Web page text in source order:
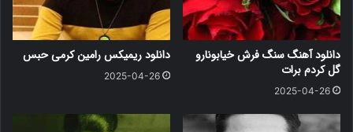
دانلود آهنگ سنگ فرش خیابونارو
گل کردم برات
2025-04-26
دانلود ریمیکس رامین کرمی حبس
2025-04-26